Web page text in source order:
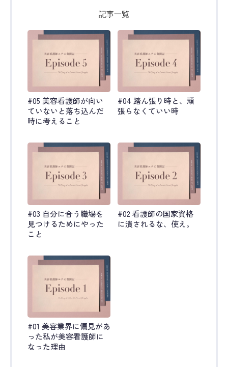
記事一覧
#05 美容看護師が向い
ていないと落ち込んだ
時に考えること
#04 踏ん張り時と、頑
張らなくていい時
#03 自分に合う職場を
見つけるためにやった
こと
#02 看護師の国家資格
に潰されるな、使え。
#01 美容業界に偏見があ
った私が美容看護師に
なった理由